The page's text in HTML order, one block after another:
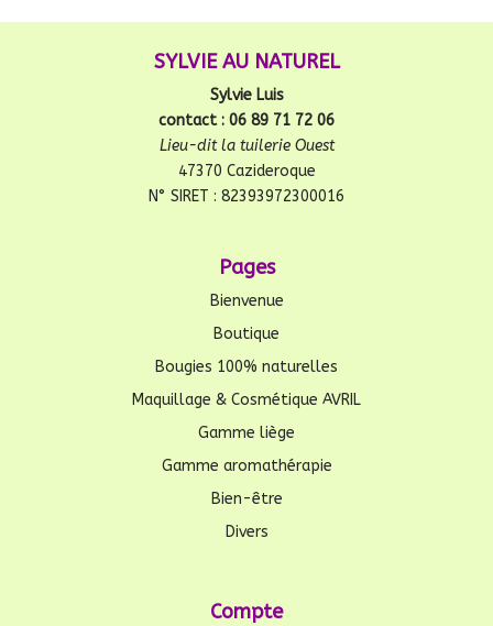
SYLVIE AU NATUREL
Sylvie Luis
contact : 06 89 71 72 06
Lieu-dit la tuilerie Ouest
47370 Cazideroque
N° SIRET : 82393972300016
Pages
Bienvenue
Boutique
Bougies 100% naturelles
Maquillage & Cosmétique AVRIL
Gamme liège
Gamme aromathérapie
Bien-être
Divers
Compte